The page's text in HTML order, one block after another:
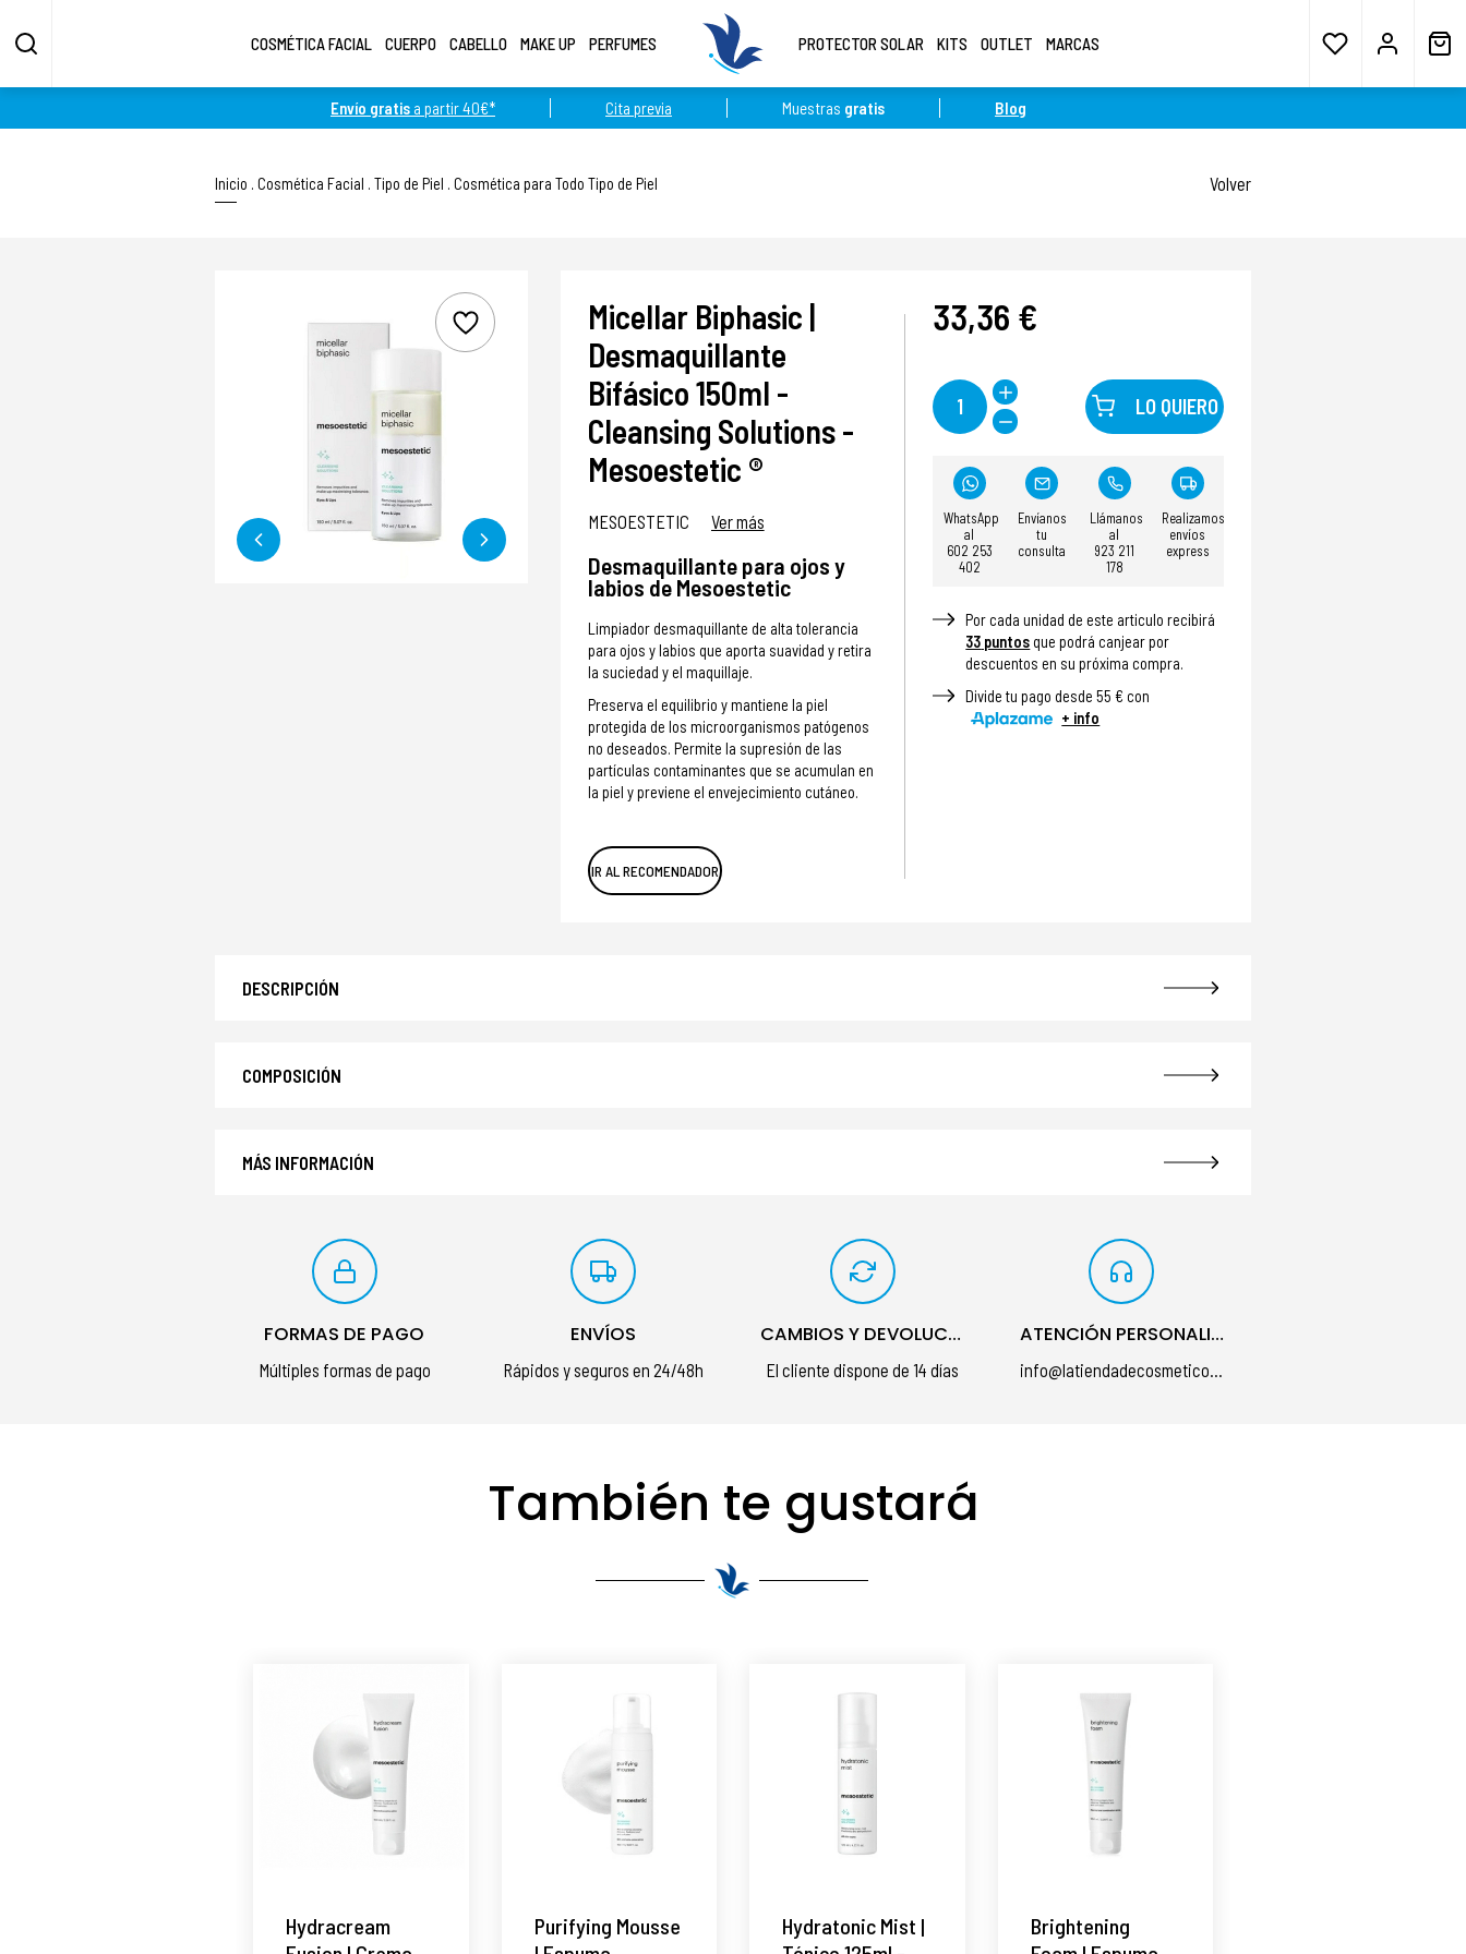
Envío gratis a partir 40€* Cita previa Muestras gratis Blog
COSMÉTICA FACIAL CUERPO CABELLO MAKE UP PERFUMES PROTECTOR SOLAR KITS OUTLET MARCAS
Inicio Cosmética Facial Tipo de Piel Cosmética para Todo Tipo de Piel Volver
Micellar Biphasic |
Desmaquillante
Bifásico 150ml -
Cleansing Solutions -
Mesoestetic ®
MESOESTETIC Ver más
Desmaquillante para ojos y
labios de Mesoestetic
Limpiador desmaquillante de alta tolerancia
para ojos y labios que aporta suavidad y retira
la suciedad y el maquillaje.
Preserva el equilibrio y mantiene la piel
protegida de los microorganismos patógenos
no deseados. Permite la supresión de las
partículas contaminantes que se acumulan en
la piel y previene el envejecimiento cutáneo.
IR AL RECOMENDADOR
33,36 €
1 LO QUIERO
WhatsApp
al
602 253
402
Envíanos
tu
consulta
Llámanos
al
923 211
178
Realizamos
envíos
express
Por cada unidad de este articulo recibirá
33 puntos que podrá canjear por
descuentos en su próxima compra.
Divide tu pago desde 55 € con
+ info
DESCRIPCIÓN
COMPOSICIÓN
MÁS INFORMACIÓN
FORMAS DE PAGO
Múltiples formas de pago
ENVÍOS
Rápidos y seguros en 24/48h
CAMBIOS Y DEVOLUCIONES
El cliente dispone de 14 días
ATENCIÓN PERSONALIZADA
info@latiendadecosmeticos.com
También te gustará
Hydracream
Purifying Mousse
Hydratonic Mist |
Brightening